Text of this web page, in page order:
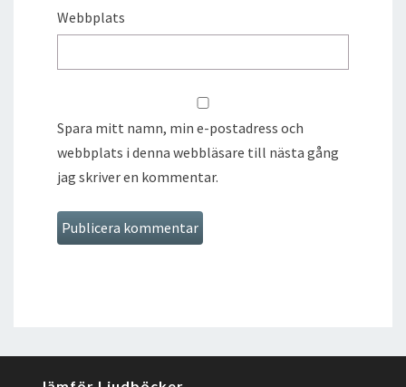
Webbplats
Spara mitt namn, min e-postadress och
webbplats i denna webbläsare till nästa gång
jag skriver en kommentar.